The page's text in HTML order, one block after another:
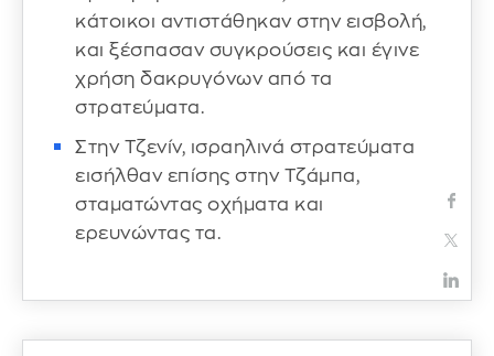
κάτοικοι αντιστάθηκαν στην εισβολή,
και ξέσπασαν συγκρούσεις και έγινε
χρήση δακρυγόνων από τα
στρατεύματα.
Στην Τζενίν, ισραηλινά στρατεύματα
εισήλθαν επίσης στην Τζάμπα,
σταματώντας οχήματα και
ερευνώντας τα.